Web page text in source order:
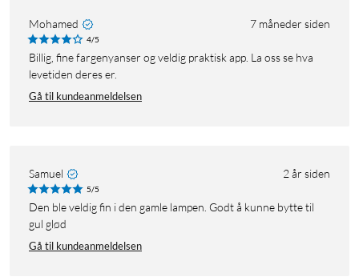
Mohamed 7 måneder siden
4/5
Billig, fine fargenyanser og veldig praktisk app. La oss se hva
levetiden deres er.
Gå til kundeanmeldelsen
Samuel 2 år siden
5/5
Den ble veldig fin i den gamle lampen. Godt å kunne bytte til
gul glød
Gå til kundeanmeldelsen